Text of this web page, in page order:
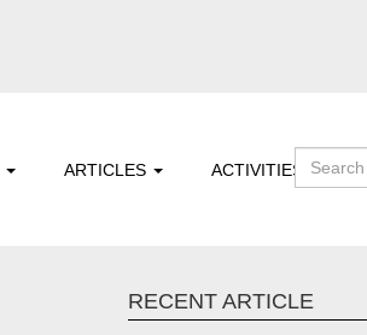
ARTICLES ACTIVITIES
RECENT ARTICLE